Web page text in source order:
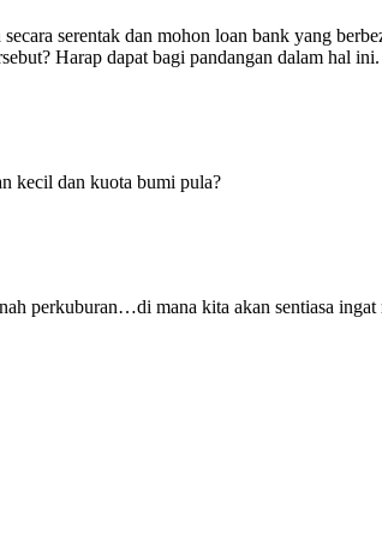
serentak dan mohon loan bank yang
Harap dapat bagi pandangan dalam hal
kecil dan kuota bumi pula?
perkuburan…di mana kita akan sentiasa